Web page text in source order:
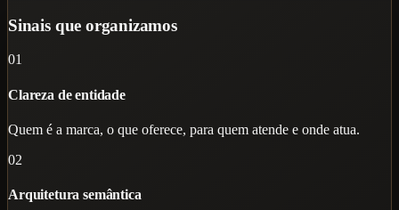
Sinais que organizamos
01
Clareza de entidade
Quem é a marca, o que oferece, para quem atende e onde atua.
02
Arquitetura semântica